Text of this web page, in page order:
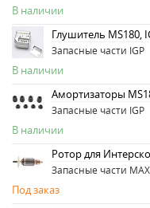
В наличии
Глушитель MS180,
Запасные части IGP
В наличии
Амортизаторы
Запасные части IGP
В наличии
Ротор для
Запасные части MAX
Под заказ